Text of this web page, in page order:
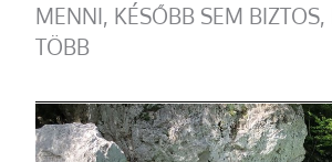
MENNI, KÉSŐBB SEM BIZTOS,
TÖBB